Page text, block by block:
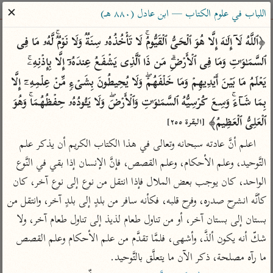
ساهم معنا في نشر القرآن والعلم الشرعي
الباحث القرآني
بحث تفسير علوم مصاحف معاجم
Type 2 or more characters for results.
Type 1 or more
characters for results.
أمّهات
تفسير الطبري
تفسير ابن كثير
تفسير القرطبي
تفسير البغوي
عامّة
فتح البيان للقنوجي
فتح القدير للشوكاني
تفسير ابن جزي
موسوعات
معاصرة
الميسر
المختصر في
التفسير
تفسير السعدي
أيسر التفاسير
اللباب في علوم الكتاب — ابن عادل (٨٨٠ هـ)
✕
بِمَا شَاۤءَۚ وَسِعَ كُرۡسِیُّهُ ٱلسَّمَـٰوَ ٰ⁠تِ وَٱلۡأَرۡضَۖ وَلَا یَـُٔودُهُۥ حِفۡظُهُمَاۚ وَهُوَ
ٱلۡعَلِیُّ ٱلۡعَظِیمُ﴾ [البقرة ٢٥٥]
ما رآه مصلحة، ذكر الآن ما يتعلَّق بالتَّوحيد.